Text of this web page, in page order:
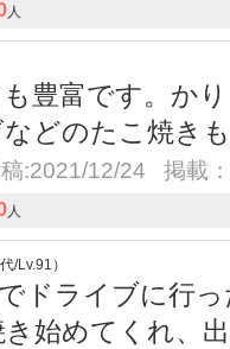
人
豊富です。か
どのたこ焼き
稿:2021/12/24 掲載
人
/Lv.91）
ドライブに行
始めてくれ、